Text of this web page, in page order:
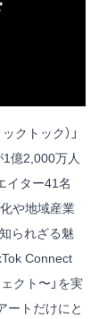
クトック）」
1億2,000万人
イター41名
化や地域産業
られざる魅
Connect
クト〜」を実
ートだけにと